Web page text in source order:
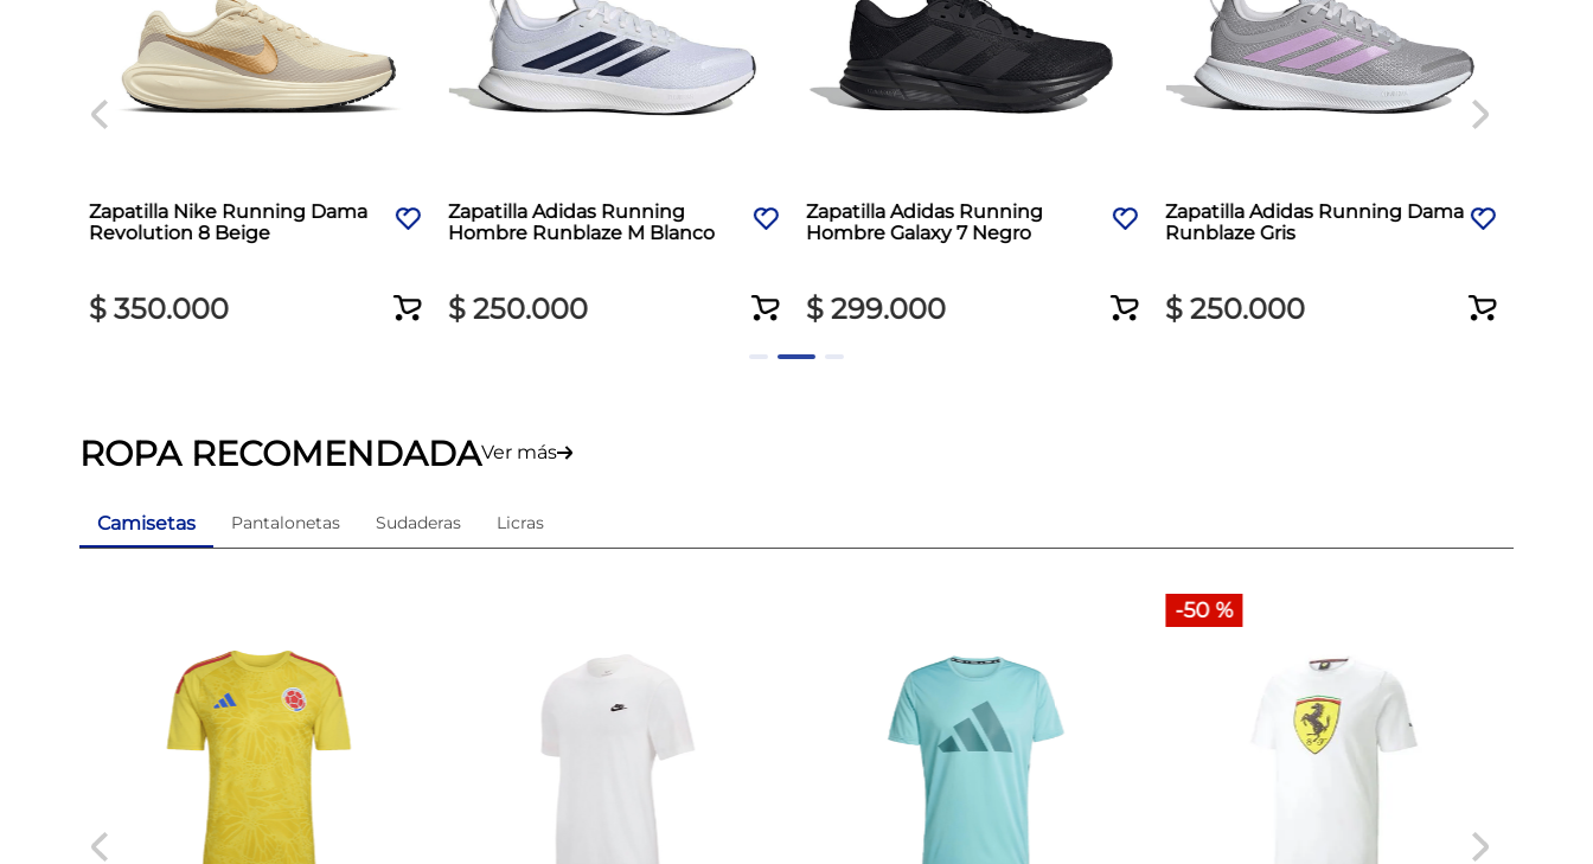
Zapatilla Nike Running Dama
Revolution 8 Beige
$ 350.000
Zapatilla Adidas Running
Hombre Runblaze M Blanco
$ 250.000
Zapatilla Adidas Running
Hombre Galaxy 7 Negro
$ 299.000
Zapatilla Adidas Running Dama
Runblaze Gris
$ 250.000
ROPA RECOMENDADAVer más
Camisetas Pantalonetas Sudaderas Licras
-50 %